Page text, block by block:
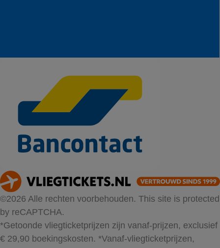
©2026 Alle rechten voorbehouden. This site is protected
by reCAPTCHA.
*Getoonde vliegticketprijzen zijn vanaf-prijzen, exclusief
€ 29,90 boekingskosten. *Vanaf-vliegticketprijzen,